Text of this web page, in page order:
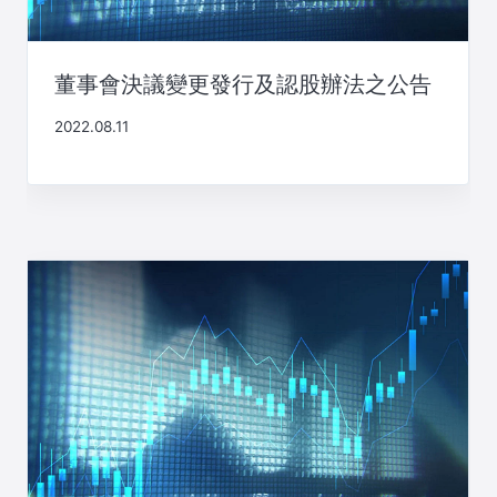
董事會決議變更發行及認股辦法之公告
2022.08.11